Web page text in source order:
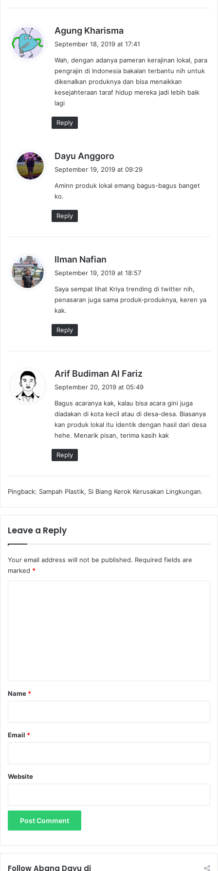
Agung Kharisma
a
s
:
September 18, 2019 at 17:41
Wah, dengan adanya pameran kerajinan lokal, para
pengrajin di Indonesia bakalan terbantu nih untuk
dikenalkan produknya dan bisa menaikkan
kesejahteraan taraf hidup mereka jadi lebih baik
lagi
Reply
Dayu Anggoro
s
September 19, 2019 at 09:29
Aminn produk lokal emang bagus-bagus banget
ko.
Reply
Ilman Nafian
a
s
:
September 19, 2019 at 18:57
Saya sempat lihat Kriya trending di twitter nih,
penasaran juga sama produk-produknya, keren ya
kak.
Reply
Arif Budiman Al Fariz
s
:
September 20, 2019 at 05:49
Bagus acaranya kak, kalau bisa acara gini juga
diadakan di kota kecil atau di desa-desa. Biasanya
kan produk lokal itu identik dengan hasil dari desa
hehe. Menarik pisan, terima kasih kak
Reply
Pingback: Sampah Plastik, Si Biang Kerok Kerusakan Lingkungan.
Leave a Reply
Your email address will not be published. Required fields are
marked *
*
Name *
Email *
Website
Follow Abang Dayu di